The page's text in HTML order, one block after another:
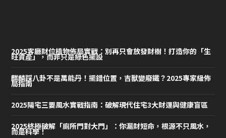
2025客廳財位植物佈局實戰：別再只會放發財樹！打造你的「生
旺資產」，而非只是綠色擺設
麒麟踩八卦不是萬能丹！擺錯位置，吉獸變廢鐵？2025專家級佈
局指南
2025陽宅三要風水實戰指南：破解現代住宅3大財運與健康盲區
2025終極破解「廁所門對大門」：你漏財短命，根源不只風水，
而是科學！